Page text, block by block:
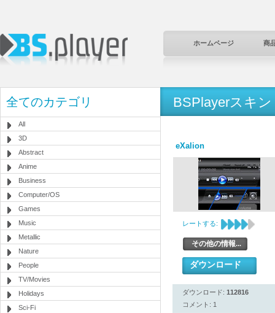
ホームページ 商
全てのカテゴリ
All
3D
Abstract
Anime
Business
Computer/OS
Games
Music
Metallic
Nature
People
TV/Movies
Holidays
Sci-Fi
BSPlayerスキン
eXalion
レートする:
その他の情報...
ダウンロード
ダウンロード: 112816
コメント: 1